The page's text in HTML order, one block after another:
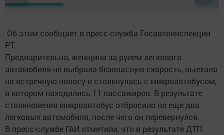
Об этом сообщает в пресс-служба Госавтоинспекции
РТ.
Предварительно, женщина за рулем легкового
автомобиля не выбрала безопасную скорость, выехала
на встречную полосу и столкнулась с микроавтобусом,
в котором находились 11 пассажиров. В результате
столкновения микроавтобус отбросило на еще два
легковых автомобиля, после чего он перевернулся.
В пресс-службе ГАИ отметили, что в результате ДТП